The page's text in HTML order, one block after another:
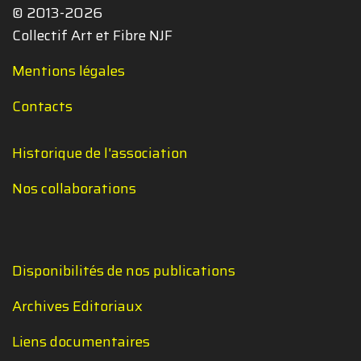
© 2013-2026
Collectif Art et Fibre NJF
Mentions légales
Contacts
Historique de l'association
Nos collaborations
Disponibilités de nos publications
Archives Editoriaux
Liens documentaires